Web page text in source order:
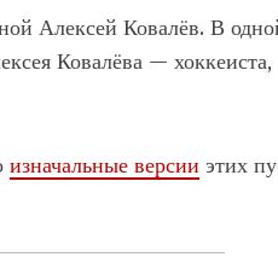
Алексей Ковалёв. В
Ковалёва — хоккеиста,
изначальные версии этих